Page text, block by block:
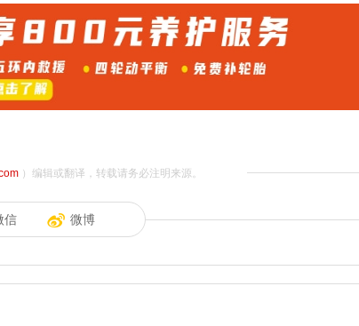
）编辑或翻译，转载请务必注明来源。
信 微博